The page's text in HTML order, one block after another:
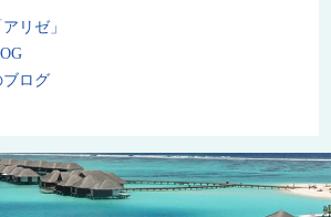
リゼ」
ブログ